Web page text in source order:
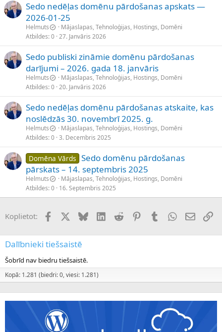
Sedo nedēļas domēnu pārdošanas apskats —
2026-01-25
Helmuts
Mājaslapas, Tehnoloģijas, Hostings, Domēni
Atbildes 0 27. Janvāris 2026
Sedo publiski zināmie domēnu pārdošanas
darījumi – 2026. gada 18. janvāris
Helmuts
Mājaslapas, Tehnoloģijas, Hostings, Domēni
Atbildes 0 20. Janvāris 2026
Sedo nedēļas domēnu pārdošanas atskaite, kas
noslēdzās 30. novembrī 2025. g.
Helmuts
Mājaslapas, Tehnoloģijas, Hostings, Domēni
Atbildes 0 3. Decembris 2025
Domēna Vārds Sedo domēnu pārdošanas
pārskats – 14. septembris 2025
Helmuts
Mājaslapas, Tehnoloģijas, Hostings, Domēni
Atbildes 0 16. Septembris 2025
Koplietot: FacebookX (Twitter)
BlueskyLinkedInReddit PinterestTumblrWhatsApp
E-pasts
Dalībnieki tiešsaistē
Šobrīd nav biedru tiešsaistē.
Kopā: 1.281 (biedri: 0, viesi: 1.281)